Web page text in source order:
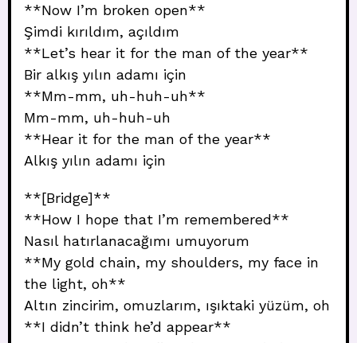
**Now I’m broken open**
Şimdi kırıldım, açıldım
**Let’s hear it for the man of the year**
Bir alkış yılın adamı için
**Mm-mm, uh-huh-uh**
Mm-mm, uh-huh-uh
**Hear it for the man of the year**
Alkış yılın adamı için
**[Bridge]**
**How I hope that I’m remembered**
Nasıl hatırlanacağımı umuyorum
**My gold chain, my shoulders, my face in
the light, oh**
Altın zincirim, omuzlarım, ışıktaki yüzüm, oh
**I didn’t think he’d appear**